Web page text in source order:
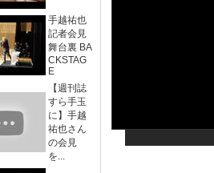
手越祐也
記者会見
舞台裏 BA
CKSTAG
E
【週刊誌
すら手玉
に】手越
祐也さん
の会見
を...